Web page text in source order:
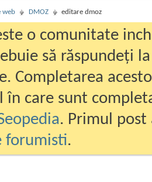
web DMOZ editare dmoz
o comunitate
să răspundeți
Completarea
în care sunt
. Primul
forumisti.